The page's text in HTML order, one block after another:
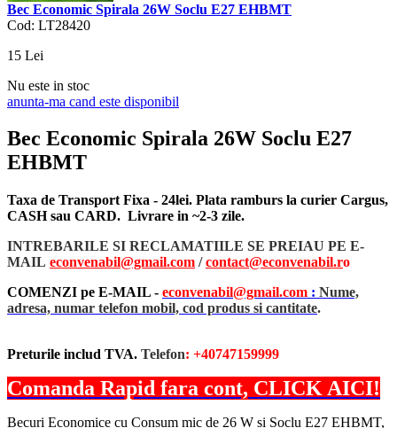
Bec Economic Spirala 26W Soclu E27 EHBMT
Cod: LT28420
15 Lei
Nu este in stoc
anunta-ma cand este disponibil
Bec Economic Spirala 26W Soclu E27
EHBMT
Taxa de Transport Fixa - 24lei. Plata ramburs la curier Cargus,
CASH sau CARD. Livrare in ~2-3 zile.
INTREBARILE SI RECLAMATIILE SE PREIAU PE E-
MAIL econvenabil@gmail.com /contact@econvenabil.ro
COMENZI pe E-MAIL - econvenabil@gmail.com : Nume,
adresa, numar telefon mobil, cod produs si cantitate.
Preturile includ TVA. Telefon: +40747159999
Comanda Rapid fara cont, CLICK AICI!
Becuri Economice cu Consum mic de 26 W si Soclu E27 EHBMT,